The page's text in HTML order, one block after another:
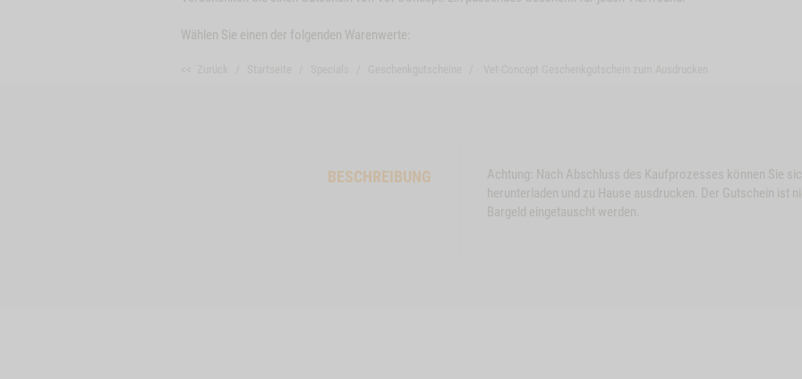
Wählen Sie einen der folgenden Warenwerte:
BESCHREIBUNG
Achtung: Nach Abschluss des Kaufprozesses können Sie
herunterladen und zu Hause ausdrucken. Der Gutschein ist
Bargeld eingetauscht werden.